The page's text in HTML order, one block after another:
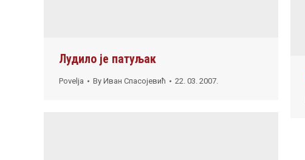
Лудило је патуљак
Povelja By Иван Спасојевић 22. 03. 2007.